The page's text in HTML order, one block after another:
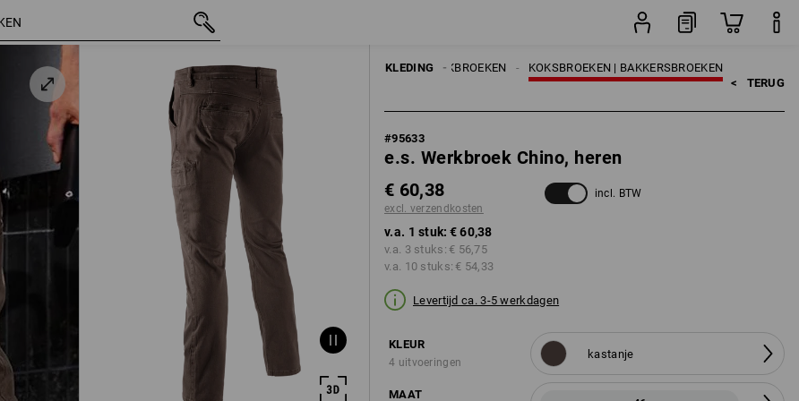
KLEDING KOKSBROEKEN | BAKKERSBROEKEN
WERKBROEKEN
HEREN
< TERUG
#95633
e.s. Werkbroek Chino, heren
€ 60,38
excl. verzendkosten
incl. BTW
v.a. 1 stuk: € 60,38
v.a. 3 stuks: € 56,75
v.a. 10 stuks: € 54,33
Levertijd ca. 3-5 werkdagen
KLEUR
4 uitvoeringen
kastanje
MAAT
46 € 60,38